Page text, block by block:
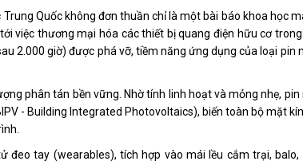
Quốc không đơn thuần chỉ là một bài báo khoa học
việc thương mại hóa các thiết bị quang điện hữu cơ
2.000 giờ) được phá vỡ, tiềm năng ứng dụng của loại pin
phân tán bền vững. Nhờ tính linh hoạt và mỏng nhẹ,
- Building Integrated Photovoltaics), biến toàn bộ mặt
đeo tay (wearables), tích hợp vào mái lều cắm trại, balo,